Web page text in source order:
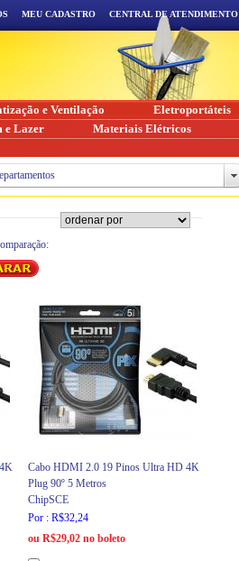
Cabo HDMI 2.0 19 Pinos Ultra HD 4K
Plug 90º 5 Metros
ChipSCE
Por : R$32,24
ou R$29,02 no boleto
MEU CADASTRO CENTRAL DE ATENDIMENTO
e Ventilação Eletroportáteis
e Lazer
Materiais Elétricos